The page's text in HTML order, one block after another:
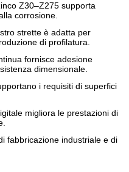
Z30–Z275 supporta
corrosione.
strette è adatta per
di profilatura.
fornisce adesione
dimensionale.
i requisiti di superfici
migliora le prestazioni di
fabbricazione industriale e di